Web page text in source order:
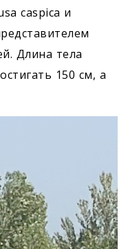
caspica и
Длина тела
150 см, а